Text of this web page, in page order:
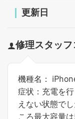
更新日
修理スタッフ
機種名：
症状：充電を
えない状態で